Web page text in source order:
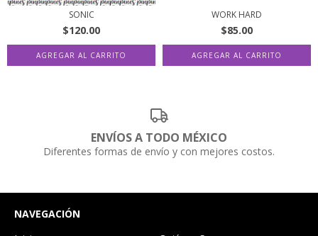
SONIC
$120.00
WORK HARD
$85.00
ENVÍOS A TODO MÉXICO
Diferentes formas de envío y con mejores costos.
NAVEGACIÓN